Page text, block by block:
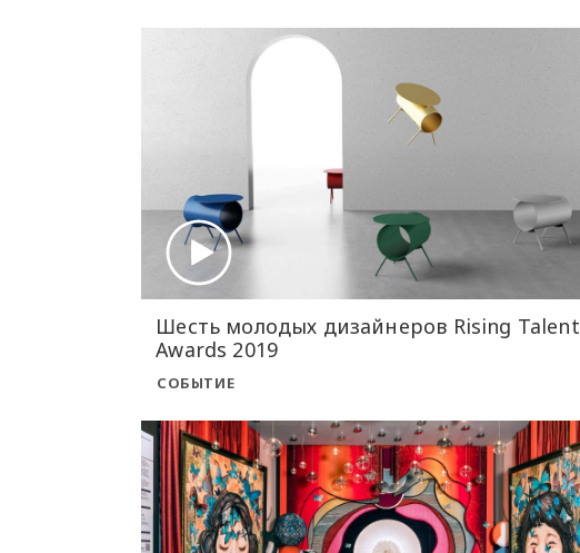
Шесть молодых дизайнеров Rising Talent
Awards 2019
СОБЫТИЕ